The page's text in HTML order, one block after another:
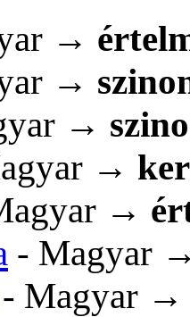
→
→
→
→
→
- Magyar
- Magyar